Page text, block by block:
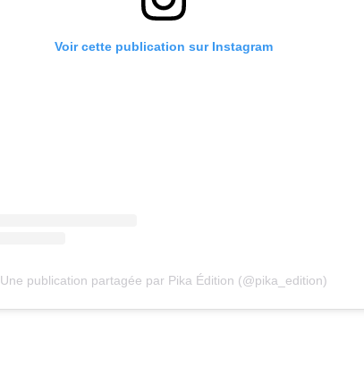
Voir cette publication sur Instagram
Une publication partagée par Pika Édition (@pika_edition)